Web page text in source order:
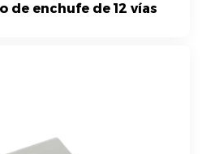
de enchufe de 12 vías